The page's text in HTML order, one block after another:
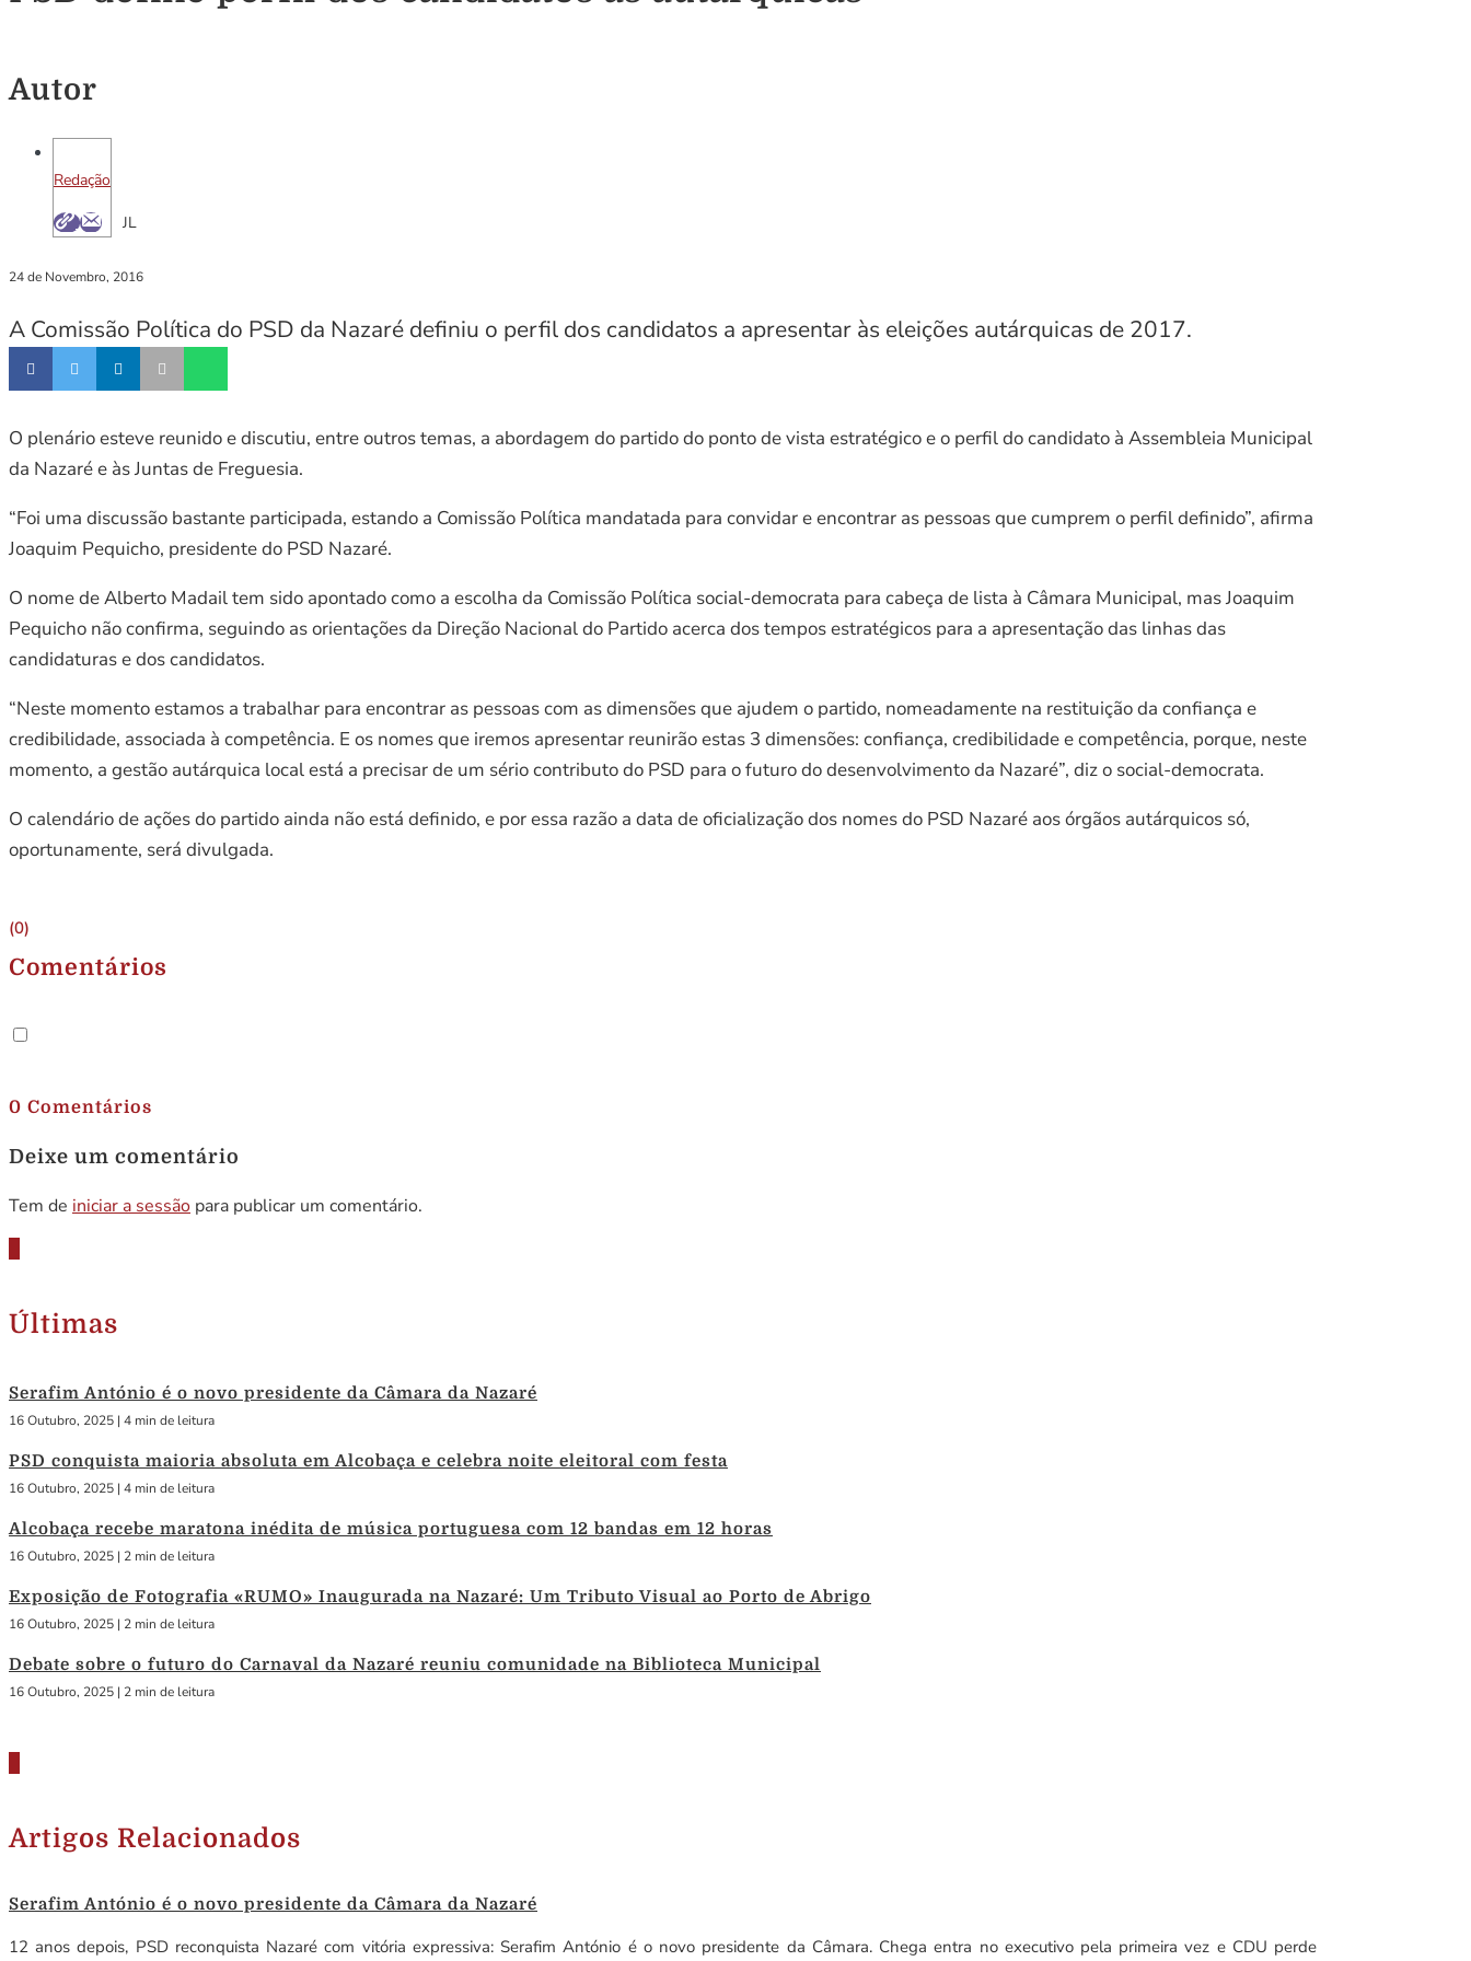
Autor
Redação
JL
24 de Novembro, 2016
A Comissão Política do PSD da Nazaré definiu o perfil dos candidatos a apresentar às eleições autárquicas de 2017.
O plenário esteve reunido e discutiu, entre outros temas, a abordagem do partido do ponto de vista estratégico e o perfil do candidato à Assembleia Municipal
da Nazaré e às Juntas de Freguesia.
“Foi uma discussão bastante participada, estando a Comissão Política mandatada para convidar e encontrar as pessoas que cumprem o perfil definido”, afirma
Joaquim Pequicho, presidente do PSD Nazaré.
O nome de Alberto Madail tem sido apontado como a escolha da Comissão Política social-democrata para cabeça de lista à Câmara Municipal, mas Joaquim
Pequicho não confirma, seguindo as orientações da Direção Nacional do Partido acerca dos tempos estratégicos para a apresentação das linhas das
candidaturas e dos candidatos.
“Neste momento estamos a trabalhar para encontrar as pessoas com as dimensões que ajudem o partido, nomeadamente na restituição da confiança e
credibilidade, associada à competência. E os nomes que iremos apresentar reunirão estas 3 dimensões: confiança, credibilidade e competência, porque, neste
momento, a gestão autárquica local está a precisar de um sério contributo do PSD para o futuro do desenvolvimento da Nazaré”, diz o social-democrata.
O calendário de ações do partido ainda não está definido, e por essa razão a data de oficialização dos nomes do PSD Nazaré aos órgãos autárquicos só,
oportunamente, será divulgada.
(0)
Comentários
0 Comentários
Deixe um comentário
Tem de iniciar a sessão para publicar um comentário.
Últimas
Serafim António é o novo presidente da Câmara da Nazaré
16 Outubro, 2025 | 4 min de leitura
PSD conquista maioria absoluta em Alcobaça e celebra noite eleitoral com festa
16 Outubro, 2025 | 4 min de leitura
Alcobaça recebe maratona inédita de música portuguesa com 12 bandas em 12 horas
16 Outubro, 2025 | 2 min de leitura
Exposição de Fotografia «RUMO» Inaugurada na Nazaré: Um Tributo Visual ao Porto de Abrigo
16 Outubro, 2025 | 2 min de leitura
Debate sobre o futuro do Carnaval da Nazaré reuniu comunidade na Biblioteca Municipal
16 Outubro, 2025 | 2 min de leitura
Artigos Relacionados
Serafim António é o novo presidente da Câmara da Nazaré
12 anos depois, PSD reconquista Nazaré com vitória expressiva: Serafim António é o novo presidente da Câmara. Chega entra no executivo pela primeira vez e CDU perde